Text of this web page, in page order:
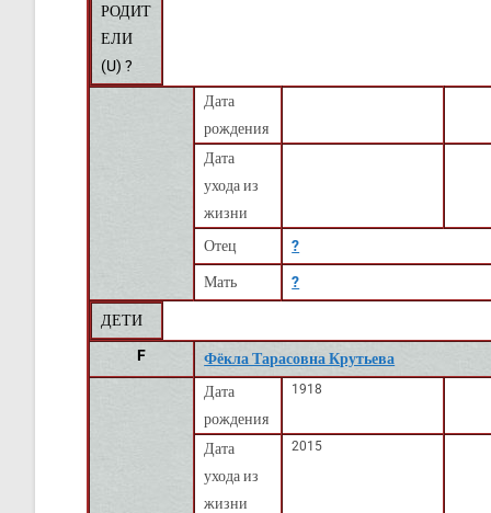
РОДИТ
ЕЛИ
(U) ?
Дата
рождения
Дата
ухода из
жизни
Отец
?
Мать ?
ДЕТИ
F
Фёкла Тарасовна Крутьева
Дата
рождения
1918
Дата
ухода из
жизни
2015